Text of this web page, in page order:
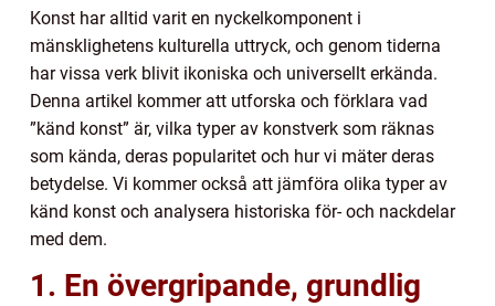
Konst har alltid varit en nyckelkomponent i
mänsklighetens kulturella uttryck, och genom tiderna
har vissa verk blivit ikoniska och universellt erkända.
Denna artikel kommer att utforska och förklara vad
”känd konst” är, vilka typer av konstverk som räknas
som kända, deras popularitet och hur vi mäter deras
betydelse. Vi kommer också att jämföra olika typer av
känd konst och analysera historiska för- och nackdelar
med dem.
1. En övergripande, grundlig